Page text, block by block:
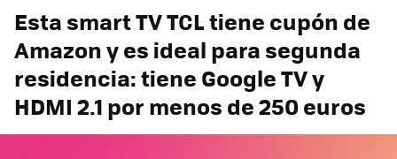
Esta smart TV TCL tiene cupón de
Amazon y es ideal para segunda
residencia: tiene Google TV y
HDMI 2.1 por menos de 250 euros